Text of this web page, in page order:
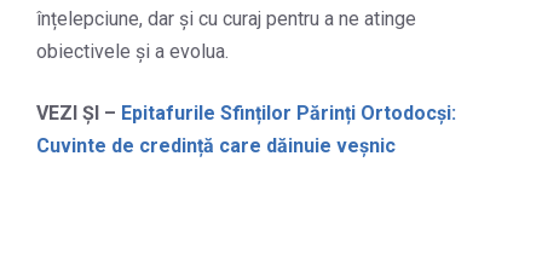
înțelepciune, dar și cu curaj pentru a ne atinge
obiectivele și a evolua.
VEZI ȘI – Epitafurile Sfinților Părinți Ortodocși:
Cuvinte de credință care dăinuie veșnic